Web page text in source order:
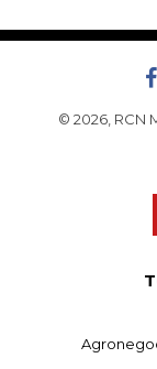
© 2026, RCN